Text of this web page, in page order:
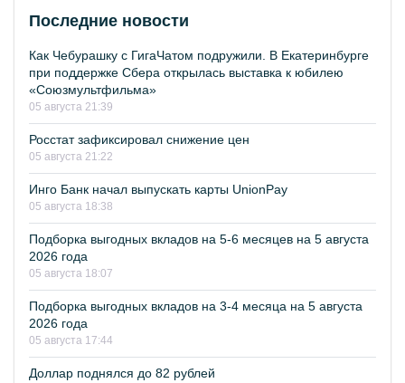
Последние новости
Как Чебурашку с ГигаЧатом подружили. В Екатеринбурге
при поддержке Сбера открылась выставка к юбилею
«Союзмультфильма»
05 августа 21:39
Росстат зафиксировал снижение цен
05 августа 21:22
Инго Банк начал выпускать карты UnionPay
05 августа 18:38
Подборка выгодных вкладов на 5-6 месяцев на 5 августа
2026 года
05 августа 18:07
Подборка выгодных вкладов на 3-4 месяца на 5 августа
2026 года
05 августа 17:44
Доллар поднялся до 82 рублей